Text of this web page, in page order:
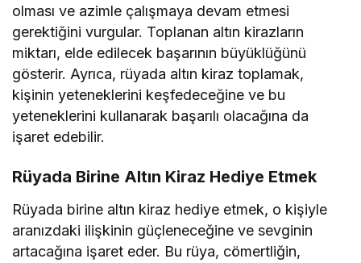
olması ve azimle çalışmaya devam etmesi
gerektiğini vurgular. Toplanan altın kirazların
miktarı, elde edilecek başarının büyüklüğünü
gösterir. Ayrıca, rüyada altın kiraz toplamak,
kişinin yeteneklerini keşfedeceğine ve bu
yeteneklerini kullanarak başarılı olacağına da
işaret edebilir.
Rüyada Birine Altın Kiraz Hediye Etmek
Rüyada birine altın kiraz hediye etmek, o kişiyle
aranızdaki ilişkinin güçleneceğine ve sevginin
artacağına işaret eder. Bu rüya, cömertliğin,